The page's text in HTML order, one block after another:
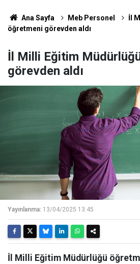
Ana Sayfa Meb Personel
İl
öğretmeni görevden aldı
İl Milli Eğitim
görevden aldı
Yayınlanma: 13/04/2025 13:45
İl Milli Eğitim Müdürlüğü